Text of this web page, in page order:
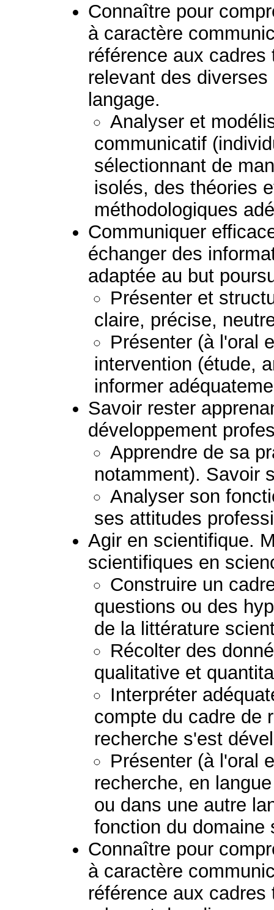
Connaître pour
à caractère
référence aux
relevant des
langage.
Analyser et
communicatif
sélectionnant de
isolés, des théories
méthodologiques
Communiquer
échanger des
adaptée au but
Présenter et
claire, précise,
Présenter (à l'oral
intervention (étude,
informer
Savoir rester
développement
Apprendre de sa
notamment). Savoir
Analyser son
ses attitudes
Agir en scientifique.
scientifiques en
Construire un
questions ou des
de la littérature
Récolter des
qualitative et
Interpréter
compte du cadre de
recherche s'est
Présenter (à l'oral
recherche, en
ou dans une autre
fonction du domaine
Connaître pour
à caractère
référence aux